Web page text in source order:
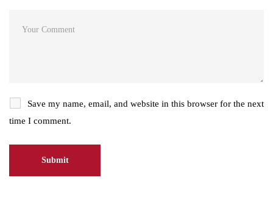
Save my name, email, and website in this browser for the next
time I comment.